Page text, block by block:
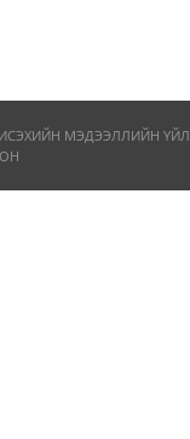
МЭДЭЭЛЛИЙН
ОН